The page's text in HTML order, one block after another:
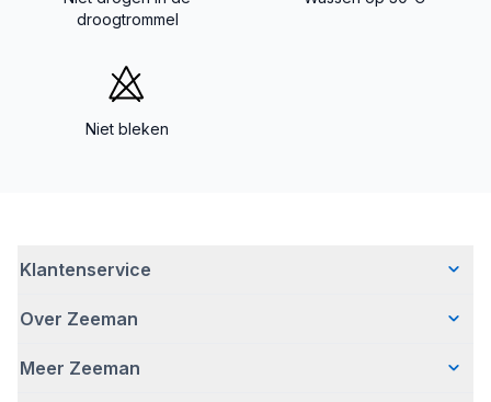
droogtrommel
Niet bleken
Klantenservice
Veelgestelde vragen
Bezorgen
Over Zeeman
Wie wij zijn
Meer Zeeman